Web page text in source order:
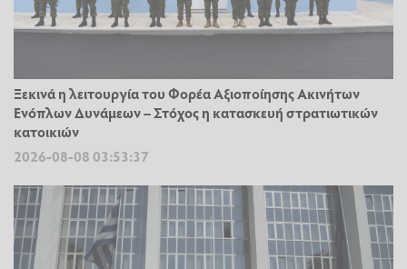
Ξεκινά η λειτουργία του Φορέα Αξιοποίησης Ακινήτων
Ενόπλων Δυνάμεων – Στόχος η κατασκευή στρατιωτικών
κατοικιών
2026-08-08 03:53:37